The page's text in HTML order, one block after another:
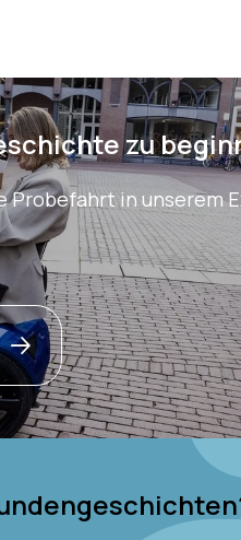
zu
Probefahrt in unserem